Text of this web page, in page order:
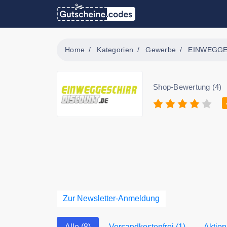
Home Kategorien Gewerbe
Shop-Bewertung (4)
Zur Newsletter-Anmeldung